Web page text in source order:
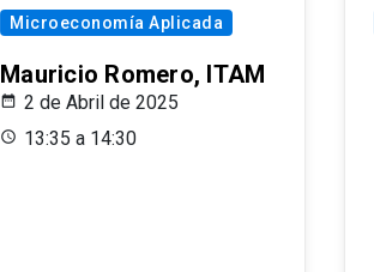
Microeconomía Aplicada
Mauricio Romero, ITAM
2 de Abril de 2025
13:35 a 14:30